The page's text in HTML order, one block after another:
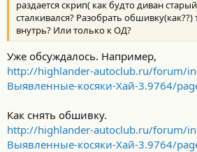
раздается скрип( как будто диван
сталкивался? Разобрать
внутрь? Или только к ОД?
Уже обсуждалось. Например,
http://highlander-autoclub.ru/forum/
Выявленные-косяки-Хай-3.9764/
Как снять обшивку.
http://highlander-autoclub.ru/forum/
Выявленные-косяки-Хай-3.9764/